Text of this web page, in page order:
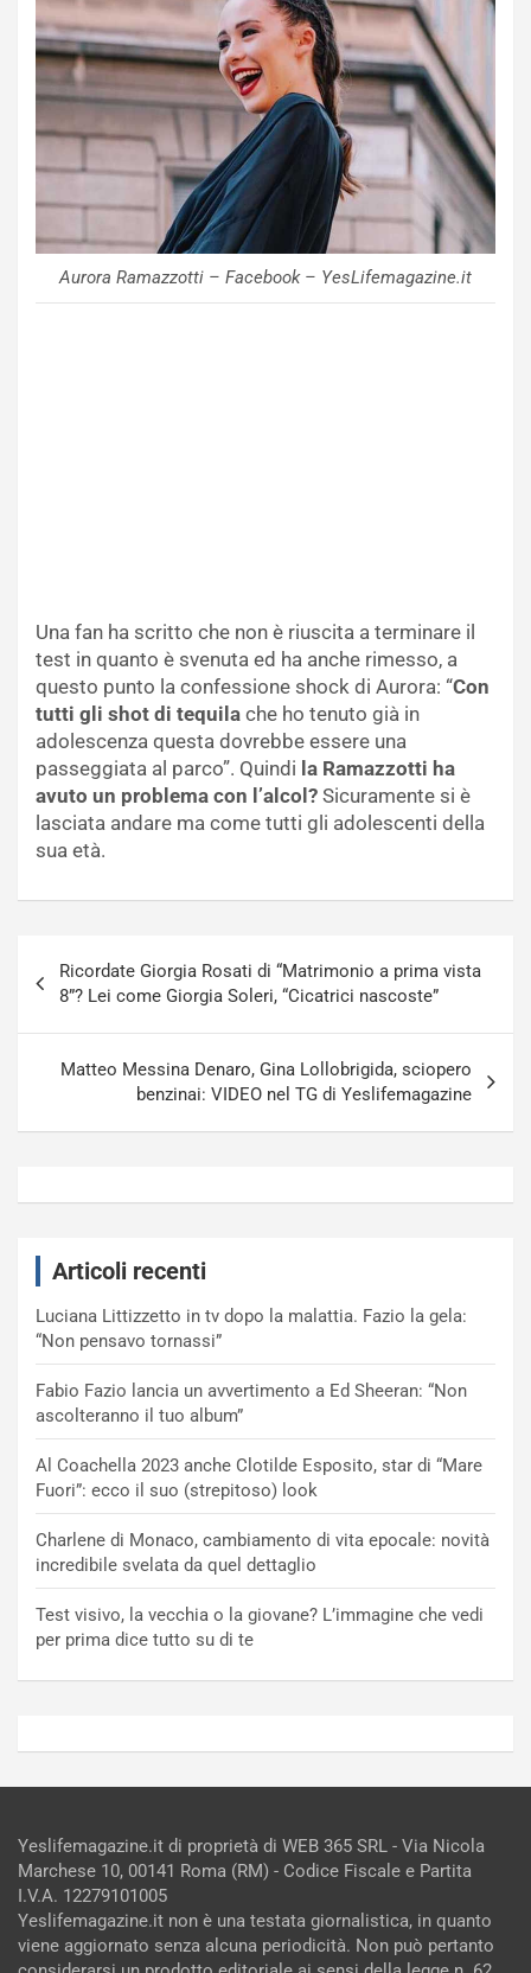
Aurora Ramazzotti – Facebook – YesLifemagazine.it
Una fan ha scritto che non è riuscita a terminare il
test in quanto è svenuta ed ha anche rimesso, a
questo punto la confessione shock di Aurora: “Con
tutti gli shot di tequila che ho tenuto già in
adolescenza questa dovrebbe essere una
passeggiata al parco”. Quindi la Ramazzotti ha
avuto un problema con l’alcol? Sicuramente si è
lasciata andare ma come tutti gli adolescenti della
sua età.
articoli
Ricordate Giorgia Rosati di “Matrimonio a prima vista
8”? Lei come Giorgia Soleri, “Cicatrici nascoste”
Matteo Messina Denaro, Gina Lollobrigida, sciopero
benzinai: VIDEO nel TG di Yeslifemagazine
Articoli recenti
Luciana Littizzetto in tv dopo la malattia. Fazio la gela:
“Non pensavo tornassi”
Fabio Fazio lancia un avvertimento a Ed Sheeran: “Non
ascolteranno il tuo album”
Al Coachella 2023 anche Clotilde Esposito, star di “Mare
Fuori”: ecco il suo (strepitoso) look
Charlene di Monaco, cambiamento di vita epocale: novità
incredibile svelata da quel dettaglio
Test visivo, la vecchia o la giovane? L’immagine che vedi
per prima dice tutto su di te
Yeslifemagazine.it di proprietà di WEB 365 SRL - Via Nicola
Marchese 10, 00141 Roma (RM) - Codice Fiscale e Partita
I.V.A. 12279101005
Yeslifemagazine.it non è una testata giornalistica, in quanto
viene aggiornato senza alcuna periodicità. Non può pertanto